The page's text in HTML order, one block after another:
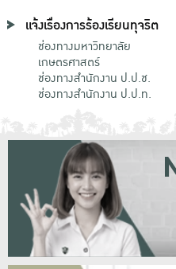
แจ้งเรื่องการร้องเรียนทุจริต
ช่องทางมหาวิทยาลัย
เกษตรศาสตร์
ช่องทางสำนักงาน ป.ป.ช.
ช่องทางสำนักงาน ป.ป.ท.